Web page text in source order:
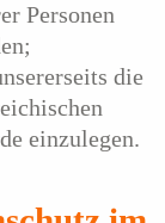
Personen
die
einzulegen.